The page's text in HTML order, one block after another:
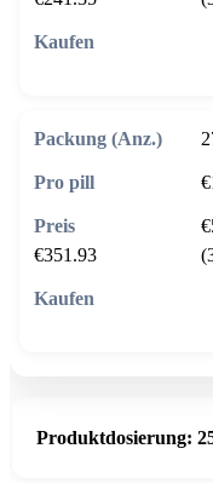
€351.93
Produktdosierung: